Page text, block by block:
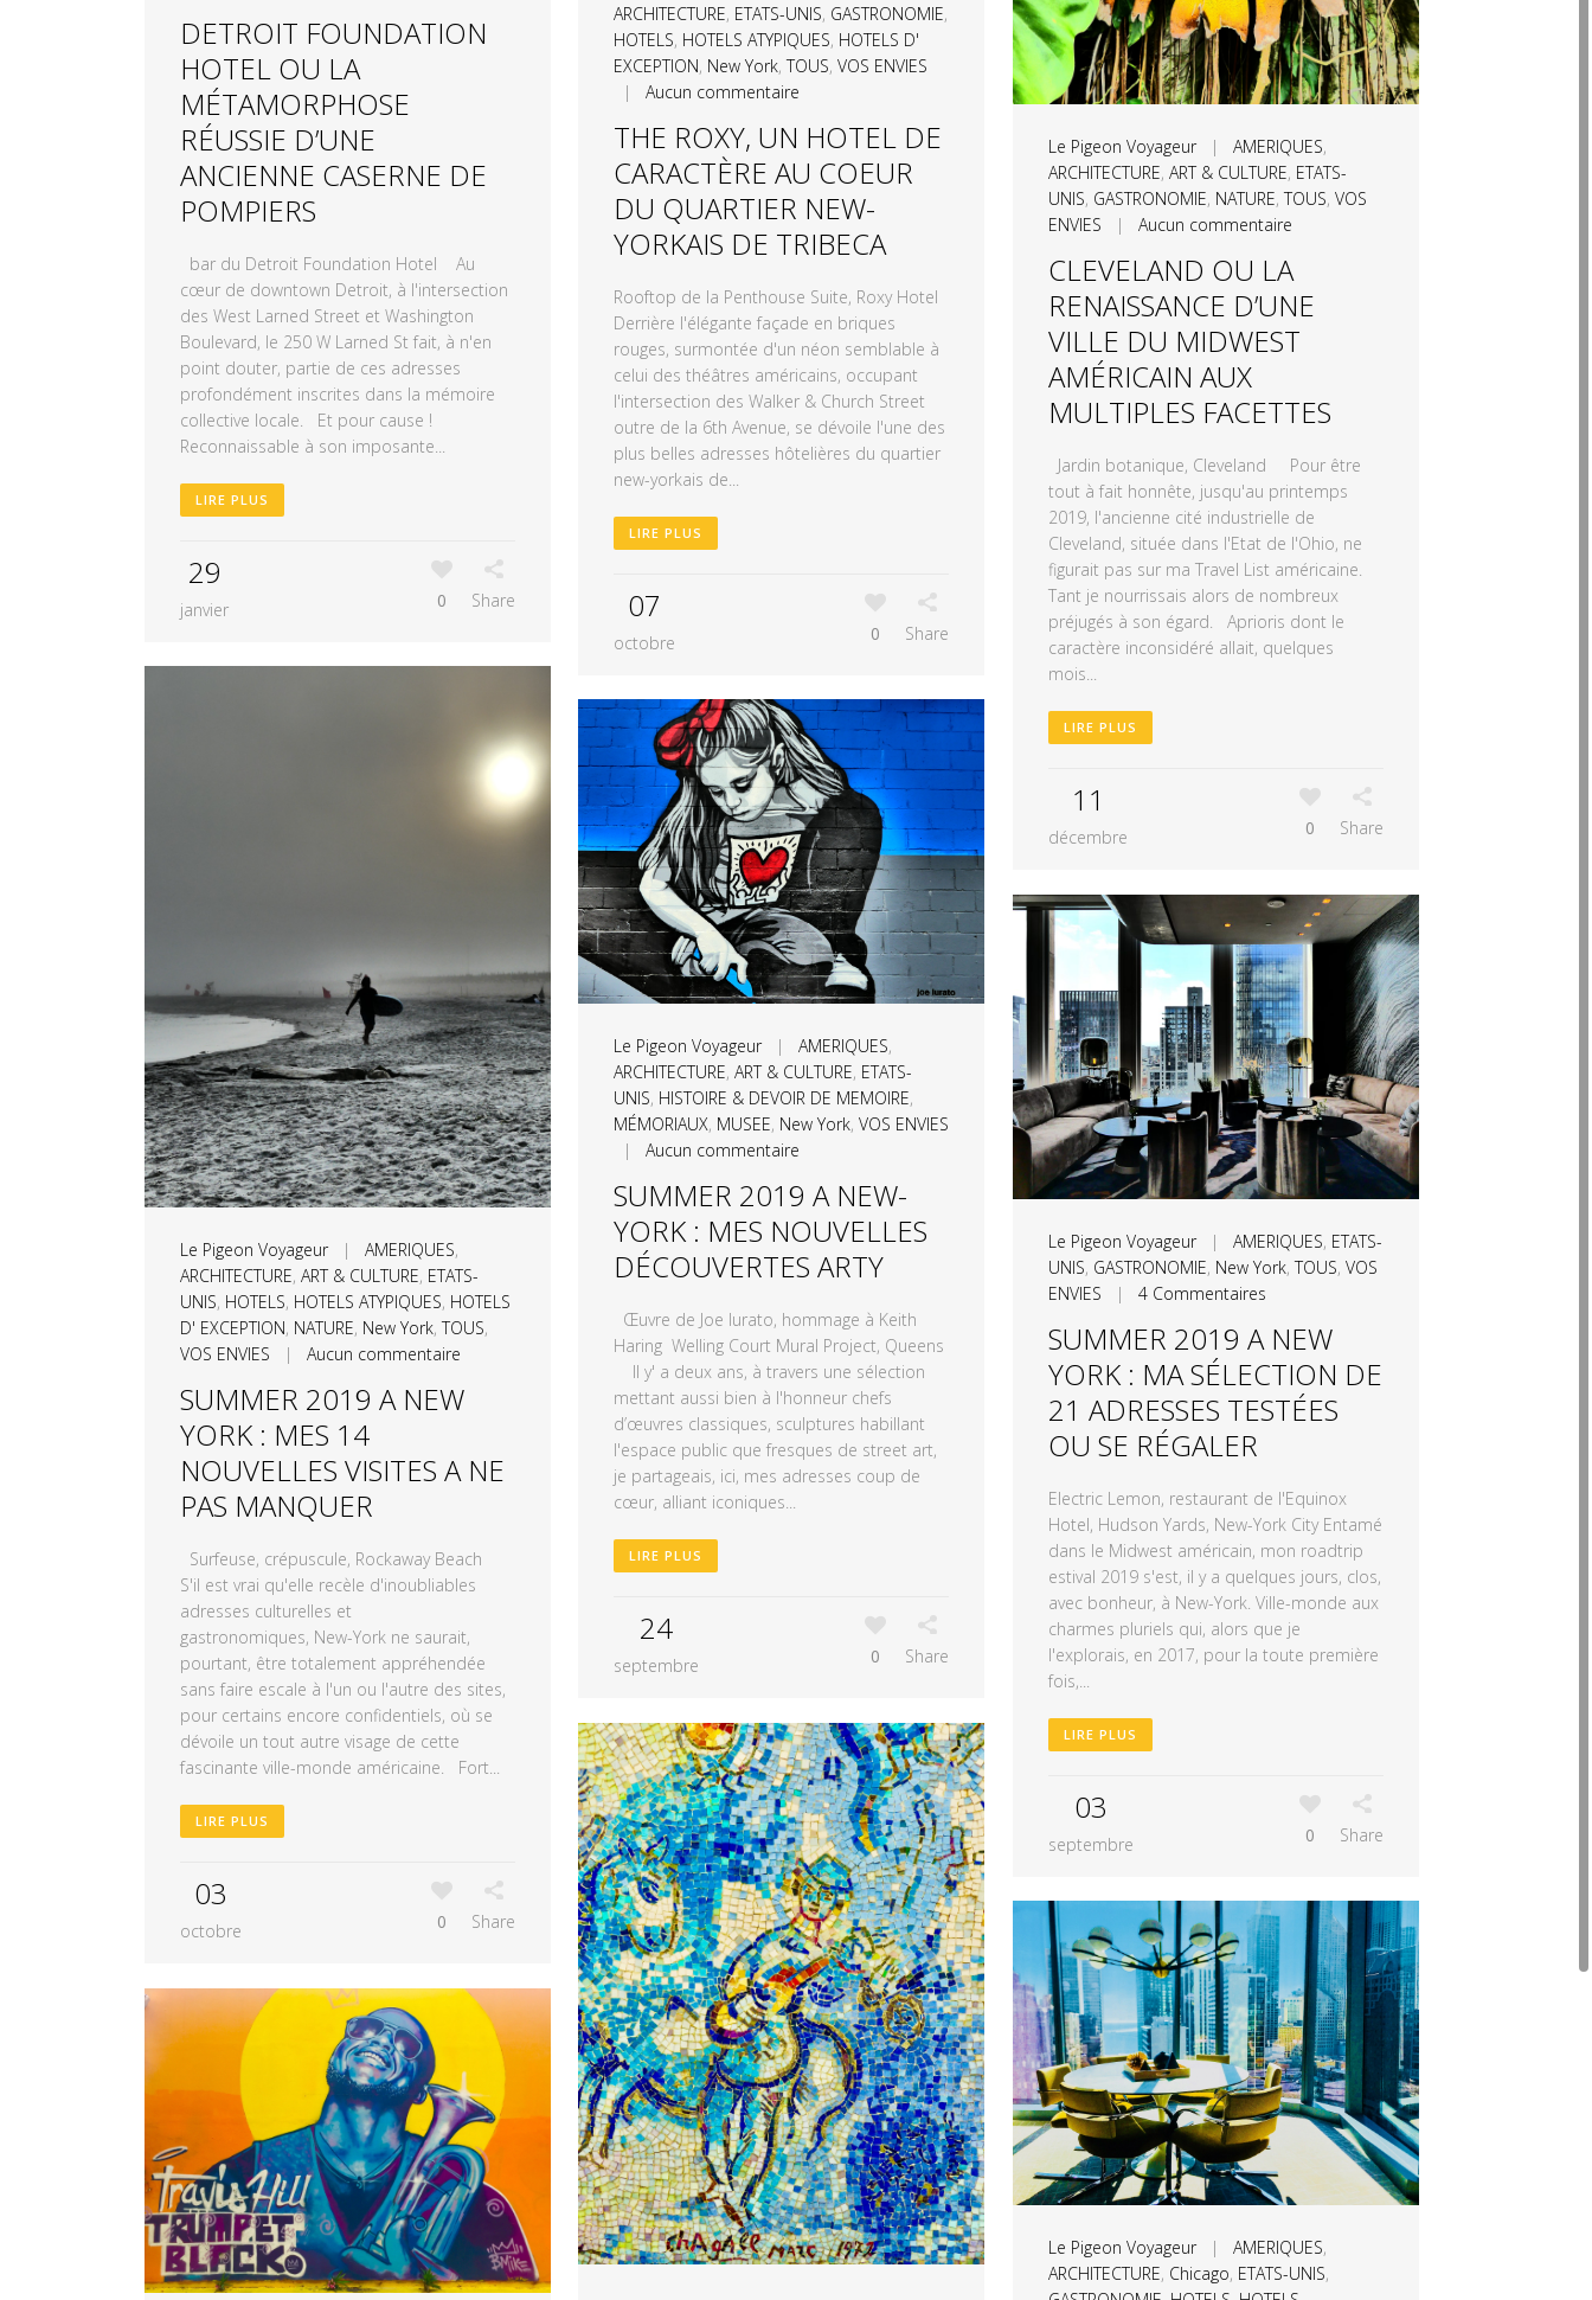
DETROIT FOUNDATION
HOTEL OU LA
MÉTAMORPHOSE
RÉUSSIE D’UNE
ANCIENNE CASERNE DE
POMPIERS
bar du Detroit Foundation Hotel Au
cœur de downtown Detroit, à l'intersection
des West Larned Street et Washington
Boulevard, le 250 W Larned St fait, à n'en
point douter, partie de ces adresses
profondément inscrites dans la mémoire
collective locale. Et pour cause !
Reconnaissable à son imposante...
LIRE PLUS
29
janvier 0 Share
Le Pigeon Voyageur| AMERIQUES,
ARCHITECTURE, ART & CULTURE, ETATS-
UNIS, GASTRONOMIE, NATURE,TOUS, VOS
ENVIES | Aucun commentaire
CLEVELAND OU LA
RENAISSANCE D’UNE
VILLE DU MIDWEST
AMÉRICAIN AUX
MULTIPLES FACETTES
Jardin botanique, Cleveland Pour être
tout à fait honnête, jusqu'au printemps
2019, l'ancienne cité industrielle de
Cleveland, située dans l'Etat de l'Ohio, ne
figurait pas sur ma Travel List américaine.
Tant je nourrissais alors de nombreux
préjugés à son égard. Aprioris dont le
caractère inconsidéré allait, quelques
mois...
LIRE PLUS
11
décembre 0 Share
ARCHITECTURE, ETATS-UNIS, GASTRONOMIE,
HOTELS, HOTELS ATYPIQUES, HOTELS D'
EXCEPTION, New York,TOUS, VOS ENVIES
| Aucun commentaire
THE ROXY, UN HOTEL DE
CARACTÈRE AU COEUR
DU QUARTIER NEW-
YORKAIS DE TRIBECA
Rooftop de la Penthouse Suite, Roxy Hotel
Derrière l'élégante façade en briques
rouges, surmontée d'un néon semblable à
celui des théâtres américains, occupant
l'intersection des Walker & Church Street
outre de la 6th Avenue, se dévoile l'une des
plus belles adresses hôtelières du quartier
new-yorkais de...
LIRE PLUS
07
octobre 0 Share
Le Pigeon Voyageur| AMERIQUES,
ARCHITECTURE, ART & CULTURE, ETATS-
UNIS, HOTELS, HOTELS ATYPIQUES, HOTELS
D' EXCEPTION, NATURE, New York,TOUS,
VOS ENVIES | Aucun commentaire
SUMMER 2019 A NEW
YORK : MES 14
NOUVELLES VISITES A NE
PAS MANQUER
Surfeuse, crépuscule, Rockaway Beach
S'il est vrai qu'elle recèle d'inoubliables
adresses culturelles et
gastronomiques, New-York ne saurait,
pourtant, être totalement appréhendée
sans faire escale à l'un ou l'autre des sites,
pour certains encore confidentiels, où se
dévoile un tout autre visage de cette
fascinante ville-monde américaine. Fort...
LIRE PLUS
03
octobre 0 Share
Le Pigeon Voyageur| AMERIQUES,
ARCHITECTURE, ART & CULTURE, ETATS-
UNIS, HISTOIRE & DEVOIR DE MEMOIRE,
MÉMORIAUX, MUSEE, New York, VOS ENVIES
| Aucun commentaire
SUMMER 2019 A NEW-
YORK : MES NOUVELLES
DÉCOUVERTES ARTY
Œuvre de Joe Iurato, hommage à Keith
Haring Welling Court Mural Project, Queens
Il y' a deux ans, à travers une sélection
mettant aussi bien à l'honneur chefs
d’œuvres classiques, sculptures habillant
l'espace public que fresques de street art,
je partageais, ici, mes adresses coup de
cœur, alliant iconiques...
LIRE PLUS
24
septembre 0 Share
Le Pigeon Voyageur| AMERIQUES, ETATS-
UNIS, GASTRONOMIE, New York,TOUS, VOS
ENVIES | 4 Commentaires
SUMMER 2019 A NEW
YORK : MA SÉLECTION DE
21 ADRESSES TESTÉES
OU SE RÉGALER
Electric Lemon, restaurant de l'Equinox
Hotel, Hudson Yards, New-York City Entamé
dans le Midwest américain, mon roadtrip
estival 2019 s'est, il y a quelques jours, clos,
avec bonheur, à New-York. Ville-monde aux
charmes pluriels qui, alors que je
l'explorais, en 2017, pour la toute première
fois,...
LIRE PLUS
03
septembre 0 Share
Le Pigeon Voyageur| AMERIQUES,
ARCHITECTURE, Chicago, ETATS-UNIS,